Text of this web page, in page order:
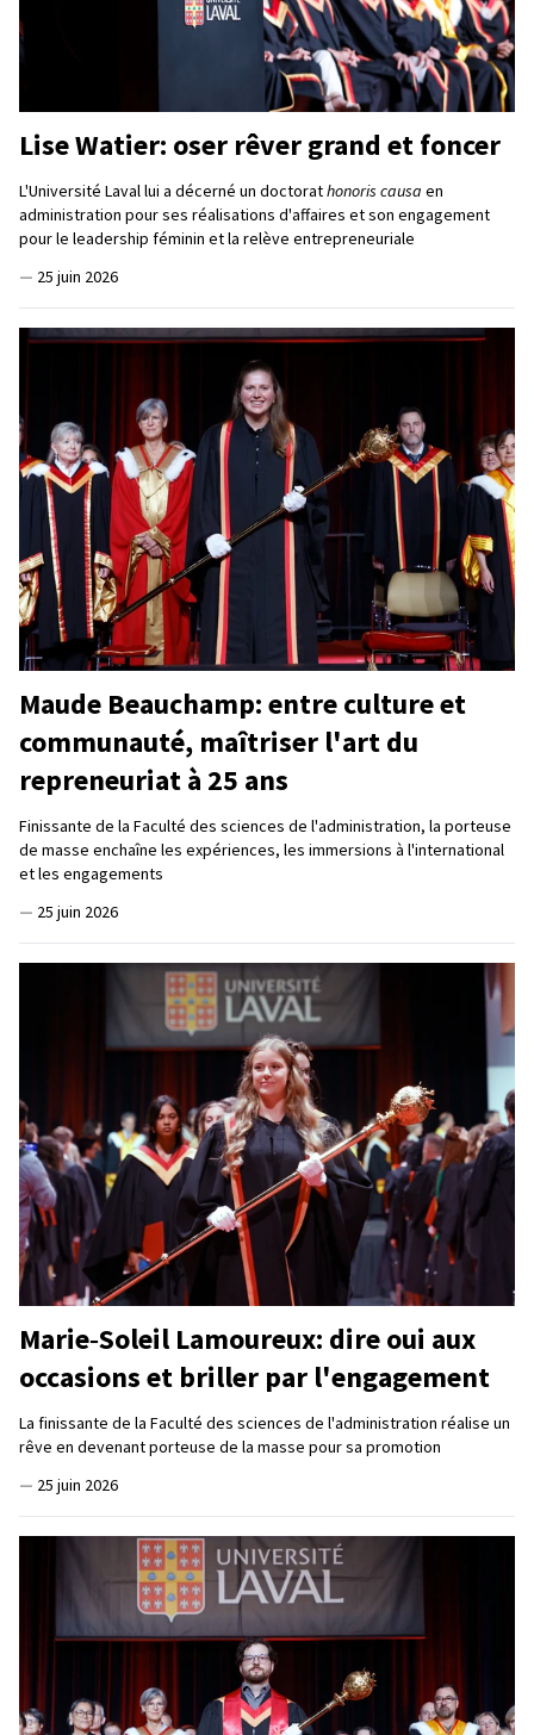
Lise Watier: oser rêver grand et foncer
L'Université Laval lui a décerné un doctorathonoris causa en
administration pour ses réalisations d'affaires et son engagement
pour le leadership féminin et la relève entrepreneuriale
— 25 juin 2026
Maude Beauchamp: entre culture et
communauté, maîtriser l'art du
repreneuriat à 25 ans
Finissante de la Faculté des sciences de l'administration, la porteuse
de masse enchaîne les expériences, les immersions à l'international
et les engagements
— 25 juin 2026
Marie‑Soleil Lamoureux: dire oui aux
occasions et briller par l'engagement
La finissante de la Faculté des sciences de l'administration réalise un
rêve en devenant porteuse de la masse pour sa promotion
— 25 juin 2026